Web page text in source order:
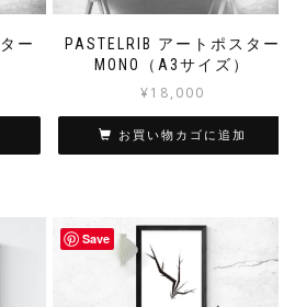
ー
PASTELRIB アートポスター
MONO（A3サイズ）
¥18,000
お買い物カゴに追加
Save